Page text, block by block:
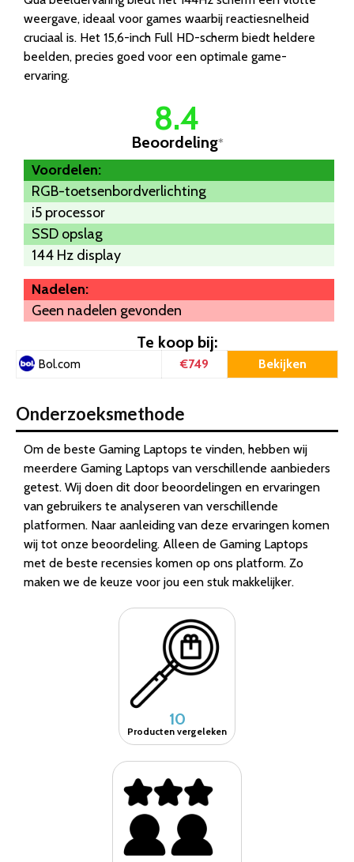
weergave, ideaal voor games waarbij reactiesnelheid
cruciaal is. Het 15,6-inch Full HD-scherm biedt heldere
beelden, precies goed voor een optimale game-
ervaring.
8.4
Beoordeling*
Voordelen:
RGB-toetsenbordverlichting
i5 processor
SSD opslag
144 Hz display
Nadelen:
Geen nadelen gevonden
Te koop bij:
Bol.com €749 Bekijken
Onderzoeksmethode
Om de beste Gaming Laptops te vinden, hebben wij
meerdere Gaming Laptops van verschillende aanbieders
getest. Wij doen dit door beoordelingen en ervaringen
van gebruikers te analyseren van verschillende
platformen. Naar aanleiding van deze ervaringen komen
wij tot onze beoordeling. Alleen de Gaming Laptops
met de beste recensies komen op ons platform. Zo
maken we de keuze voor jou een stuk makkelijker.
10
Producten vergeleken